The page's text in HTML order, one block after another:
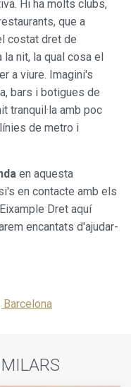
Hi ha molts clubs,
que a
costat dret de
la nit, la qual cosa el
a viure. Imagini's
bars i botigues de
tranquil·la amb poc
de metro i
en aquesta
en contacte amb els
Dret aquí
encantats d'ajudar-
Barcelona